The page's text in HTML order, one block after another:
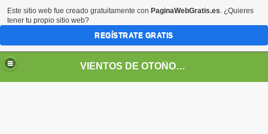
VIENTOS DE OTOÑO POR FANNY JEM WONG
Este sitio web fue creado gratuitamente con PaginaWebGratis.es. ¿Quieres
tener tu propio sitio web?
REGÍSTRATE GRATIS